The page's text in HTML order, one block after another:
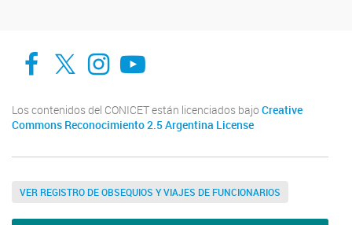
Facebook
Twitter
Instagram
Youtube
Los contenidos del CONICET están licenciados bajo Creative
Commons Reconocimiento 2.5 Argentina License
VER REGISTRO DE OBSEQUIOS Y VIAJES DE FUNCIONARIOS